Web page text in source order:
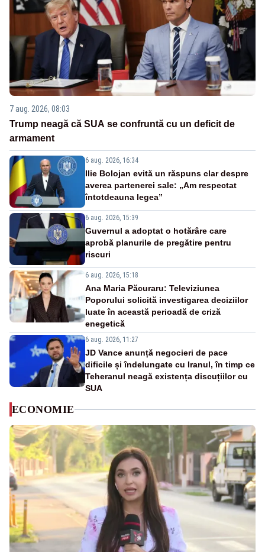
7 aug. 2026, 08:03
Trump neagă că SUA se confruntă cu un deficit de
armament
6 aug. 2026, 16:34
Ilie Bolojan evită un răspuns clar despre
averea partenerei sale: „Am respectat
întotdeauna legea”
6 aug. 2026, 15:39
Guvernul a adoptat o hotărâre care
aprobă planurile de pregătire pentru
riscuri
6 aug. 2026, 15:18
Ana Maria Păcuraru: Televiziunea
Poporului solicită investigarea deciziilor
luate în această perioadă de criză
enegetică
6 aug. 2026, 11:27
JD Vance anunță negocieri de pace
dificile și îndelungate cu Iranul, în timp ce
Teheranul neagă existența discuțiilor cu
SUA
ECONOMIE